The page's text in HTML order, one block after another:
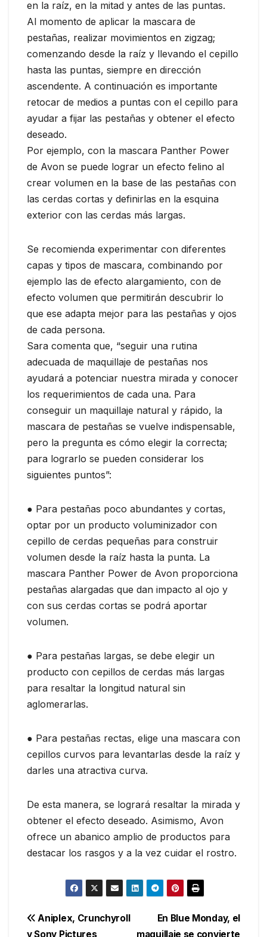
en la raíz, en la mitad y antes de las puntas.
Al momento de aplicar la mascara de
pestañas, realizar movimientos en zigzag;
comenzando desde la raíz y llevando el cepillo
hasta las puntas, siempre en dirección
ascendente. A continuación es importante
retocar de medios a puntas con el cepillo para
ayudar a fijar las pestañas y obtener el efecto
deseado.
Por ejemplo, con la mascara Panther Power
de Avon se puede lograr un efecto felino al
crear volumen en la base de las pestañas con
las cerdas cortas y definirlas en la esquina
exterior con las cerdas más largas.
Se recomienda experimentar con diferentes
capas y tipos de mascara, combinando por
ejemplo las de efecto alargamiento, con de
efecto volumen que permitirán descubrir lo
que ese adapta mejor para las pestañas y ojos
de cada persona.
Sara comenta que, “seguir una rutina
adecuada de maquillaje de pestañas nos
ayudará a potenciar nuestra mirada y conocer
los requerimientos de cada una. Para
conseguir un maquillaje natural y rápido, la
mascara de pestañas se vuelve indispensable,
pero la pregunta es cómo elegir la correcta;
para lograrlo se pueden considerar los
siguientes puntos”:
● Para pestañas poco abundantes y cortas,
optar por un producto voluminizador con
cepillo de cerdas pequeñas para construir
volumen desde la raíz hasta la punta. La
mascara Panther Power de Avon proporciona
pestañas alargadas que dan impacto al ojo y
con sus cerdas cortas se podrá aportar
volumen.
● Para pestañas largas, se debe elegir un
producto con cepillos de cerdas más largas
para resaltar la longitud natural sin
aglomerarlas.
● Para pestañas rectas, elige una mascara con
cepillos curvos para levantarlas desde la raíz y
darles una atractiva curva.
De esta manera, se logrará resaltar la mirada y
obtener el efecto deseado. Asimismo, Avon
ofrece un abanico amplio de productos para
destacar los rasgos y a la vez cuidar el rostro.
Navegación
En Blue Monday, el
maquillaje se convierte
Aniplex, Crunchyroll
y Sony Pictures